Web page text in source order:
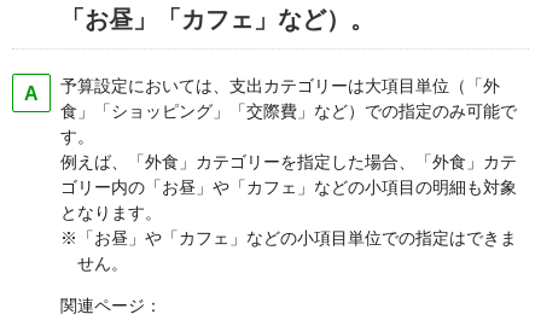
「お昼」「カフェ」など）。
予算設定においては、支出カテゴリーは大項目単位（「外
食」「ショッピング」「交際費」など）での指定のみ可能で
す。
例えば、「外食」カテゴリーを指定した場合、「外食」カテ
ゴリー内の「お昼」や「カフェ」などの小項目の明細も対象
となります。
※「お昼」や「カフェ」などの小項目単位での指定はできま
せん。
関連ページ：